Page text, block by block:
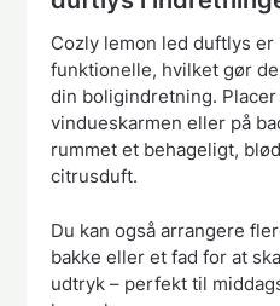
Cozly lemon led duftlys
funktionelle, hvilket gør
din boligindretning.
vindueskarmen eller på
rummet et behageligt,
citrusduft.
Du kan også arrangere
bakke eller et fad for at
udtryk – perfekt til